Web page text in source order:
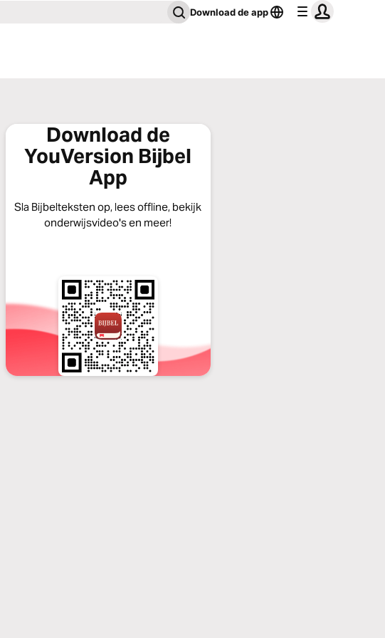
Download de app
Download de
YouVersion Bijbel
App
Sla Bijbelteksten op, lees offline, bekijk
onderwijsvideo's en meer!